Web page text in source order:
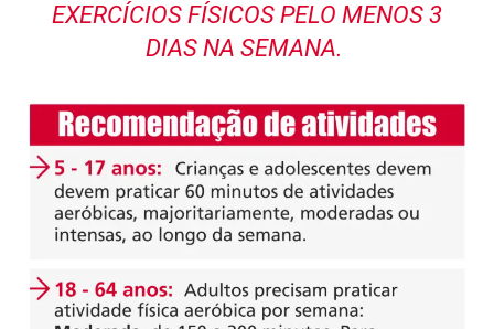
EXERCÍCIOS FÍSICOS PELO MENOS 3
DIAS NA SEMANA.